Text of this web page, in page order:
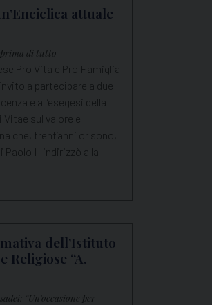
attuale
di tutto
Pro Vita e Pro Famiglia
a partecipare a due
e all’esegesi della
sul valore e
che, trent’anni or sono,
Paolo II indirizzò alla
dell’Istituto
Religiose “A.
“Un’occasione per